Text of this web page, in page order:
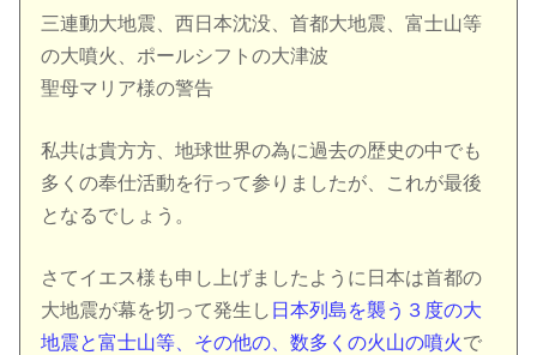
三連動大地震、西日本沈没、首都大地震、富士山等
の大噴火、ポールシフトの大津波
聖母マリア様の警告
私共は貴方方、地球世界の為に過去の歴史の中でも
多くの奉仕活動を行って参りましたが、これが最後
となるでしょう。
さてイエス様も申し上げましたように日本は首都の
大地震が幕を切って発生し 日本列島を襲う３度の大
地震と富士山等、 その他の、数多くの火山の噴火で